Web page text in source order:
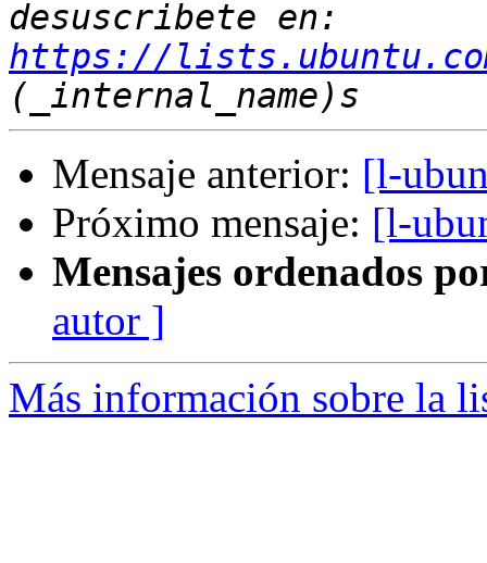
https://
Mensaje anterior: [l-
Próximo mensaje: [l-
Mensajes ordenados
autor ]
Más información sobre la